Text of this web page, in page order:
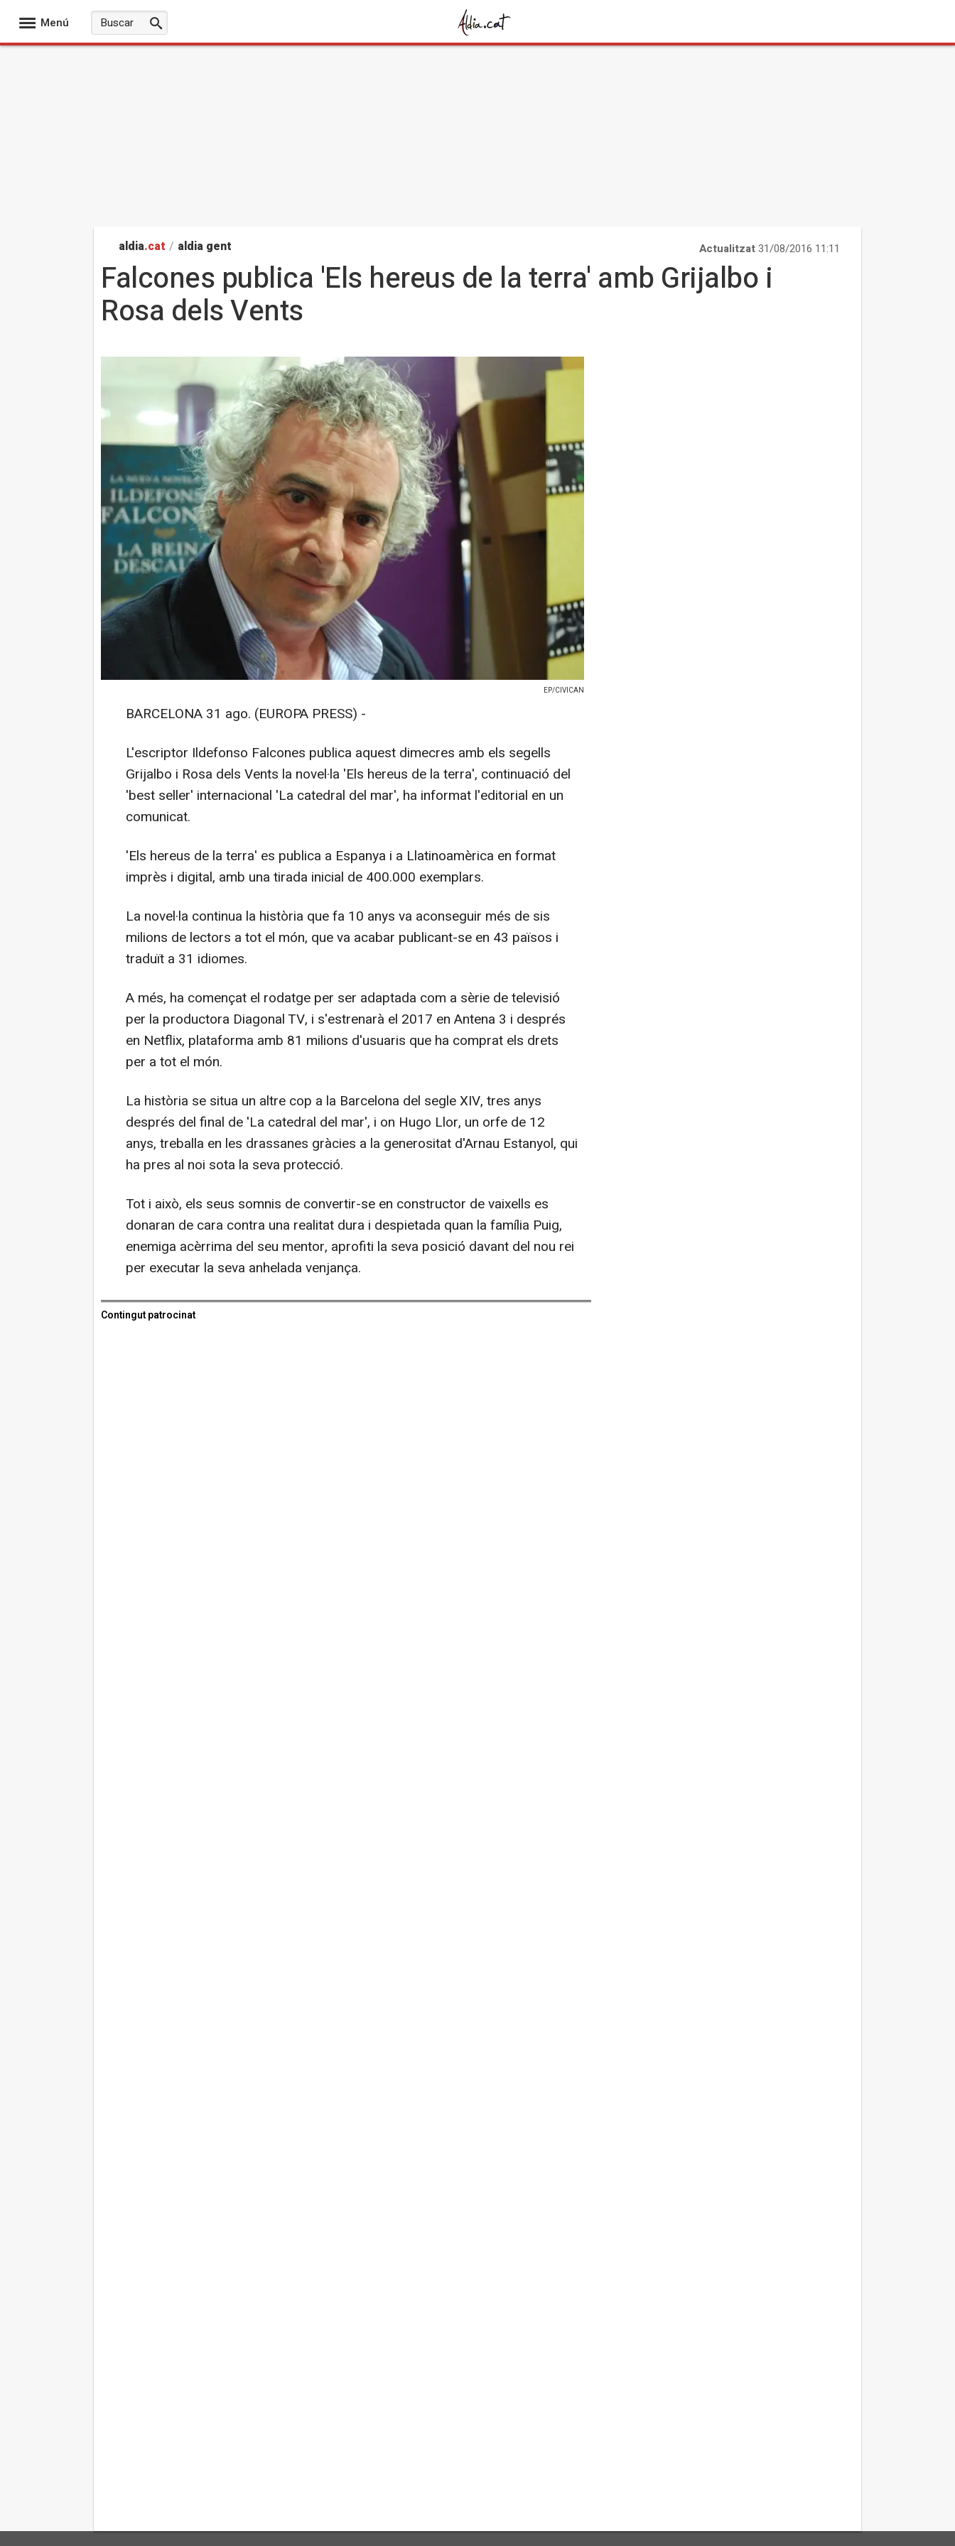
Menú
aldia.cat / aldia gent Actualitzat31/08/2016 11:11
Falcones publica 'Els hereus de la terra' amb Grijalbo i
Rosa dels Vents
EP/CIVICAN
BARCELONA 31 ago. (EUROPA PRESS) -
L'escriptor Ildefonso Falcones publica aquest dimecres amb els segells
Grijalbo i Rosa dels Vents la novel·la 'Els hereus de la terra', continuació del
'best seller' internacional 'La catedral del mar', ha informat l'editorial en un
comunicat.
'Els hereus de la terra' es publica a Espanya i a Llatinoamèrica en format
imprès i digital, amb una tirada inicial de 400.000 exemplars.
La novel·la continua la història que fa 10 anys va aconseguir més de sis
milions de lectors a tot el món, que va acabar publicant-se en 43 països i
traduït a 31 idiomes.
A més, ha començat el rodatge per ser adaptada com a sèrie de televisió
per la productora Diagonal TV, i s'estrenarà el 2017 en Antena 3 i després
en Netflix, plataforma amb 81 milions d'usuaris que ha comprat els drets
per a tot el món.
La història se situa un altre cop a la Barcelona del segle XIV, tres anys
després del final de 'La catedral del mar', i on Hugo Llor, un orfe de 12
anys, treballa en les drassanes gràcies a la generositat d'Arnau Estanyol, qui
ha pres al noi sota la seva protecció.
Tot i això, els seus somnis de convertir-se en constructor de vaixells es
donaran de cara contra una realitat dura i despietada quan la família Puig,
enemiga acèrrima del seu mentor, aprofiti la seva posició davant del nou rei
per executar la seva anhelada venjança.
Contingut patrocinat